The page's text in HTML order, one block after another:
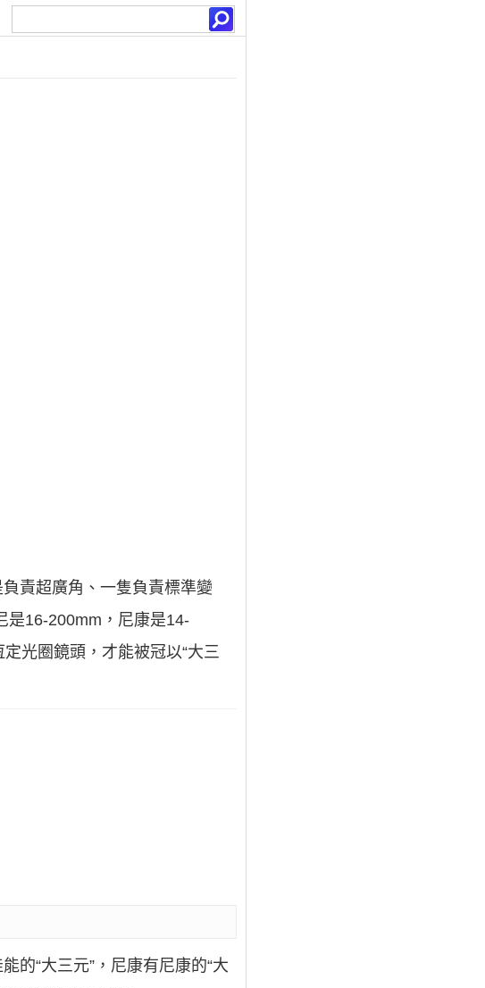
責超廣角、一隻負責標準變
是16-200mm，尼康是14-
光圈鏡頭，才能被冠以“大三
的“大三元”，尼康有尼康的“大